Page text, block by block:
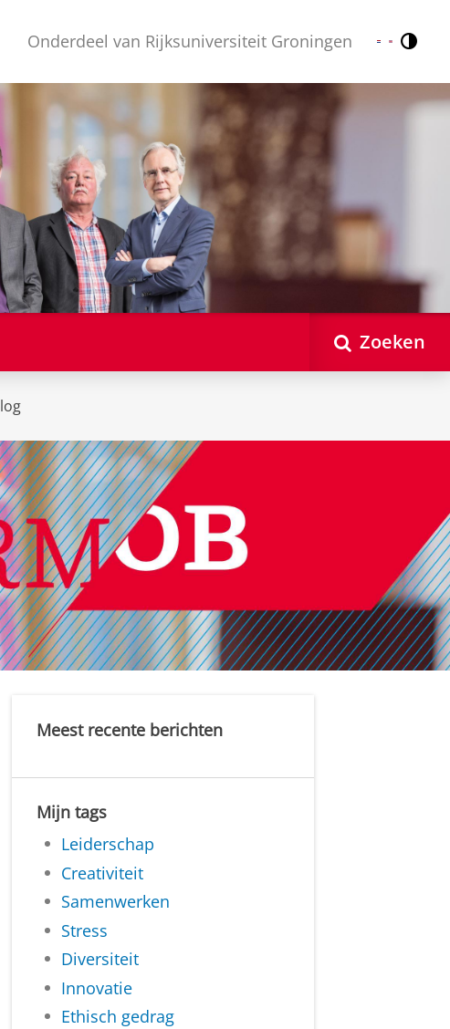
Onderdeel van Rijksuniversiteit Groningen Nederlands
English
Zoeken
Meest recente berichten
Mijn tags
Leiderschap
Creativiteit
Samenwerken
Stress
Diversiteit
Innovatie
Ethisch gedrag